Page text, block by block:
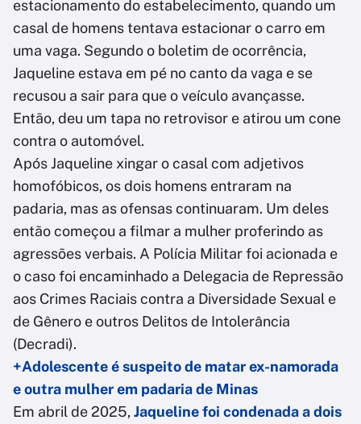
estacionamento do estabelecimento, quando um
casal de homens tentava estacionar o carro em
uma vaga. Segundo o boletim de ocorrência,
Jaqueline estava em pé no canto da vaga e se
recusou a sair para que o veículo avançasse.
Então, deu um tapa no retrovisor e atirou um cone
contra o automóvel.
Após Jaqueline xingar o casal com adjetivos
homofóbicos, os dois homens entraram na
padaria, mas as ofensas continuaram. Um deles
então começou a filmar a mulher proferindo as
agressões verbais. A Polícia Militar foi acionada e
o caso foi encaminhado a Delegacia de Repressão
aos Crimes Raciais contra a Diversidade Sexual e
de Gênero e outros Delitos de Intolerância
(Decradi).
+Adolescente é suspeito de matar ex-namorada
e outra mulher em padaria de Minas
Em abril de 2025, Jaqueline foi condenada a dois